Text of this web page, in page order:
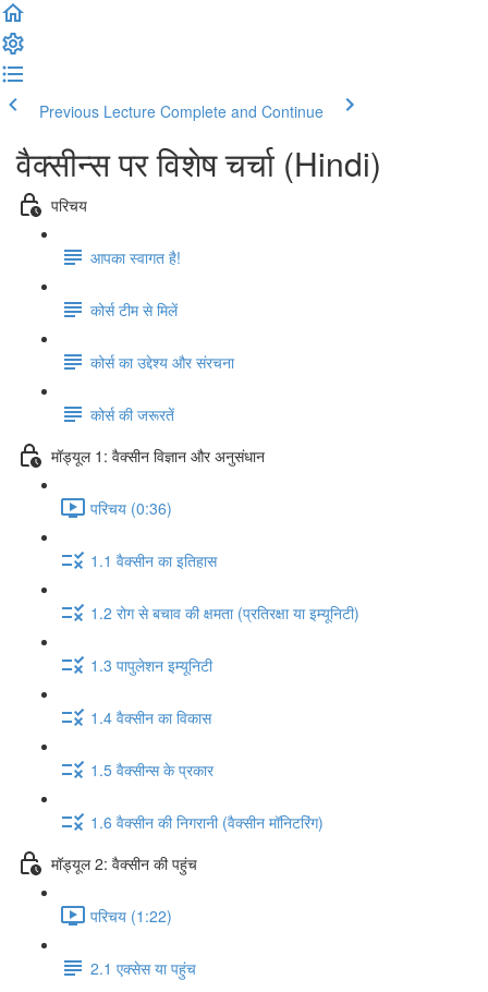
Previous Lecture Complete and Continue
वैक्सीन्स पर विशेष चर्चा (Hindi)
परिचय
आपका स्वागत है!
कोर्स टीम से मिलें
कोर्स का उद्देश्य और संरचना
कोर्स की जरूरतें
मॉड्यूल 1: वैक्सीन विज्ञान और अनुसंधान
परिचय (0:36)
1.1 वैक्सीन का इतिहास
1.2 रोग से बचाव की क्षमता (प्रतिरक्षा या इम्यूनिटी)
1.3 पापुलेशन इम्यूनिटी
1.4 वैक्सीन का विकास
1.5 वैक्सीन्स के प्रकार
1.6 वैक्सीन की निगरानी (वैक्सीन मॉनिटरिंग)
मॉड्यूल 2: वैक्सीन की पहुंच
परिचय (1:22)
2.1 एक्सेस या पहुंच